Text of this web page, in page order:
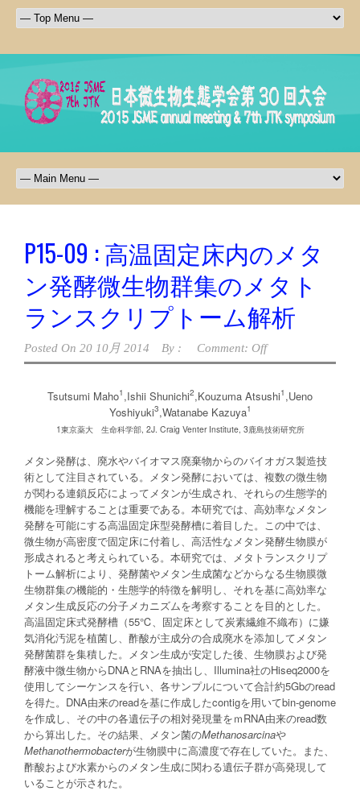
P15-09 : 高温固定床内のメタ
ン発酵微生物群集のメタト
ランスクリプトーム解析
Posted On 20 10月 2014 By : Comment: Off
Tsutsumi Maho1 ,Ishii Shunichi2,Kouzuma Atsushi1 ,Ueno
Yoshiyuki3,Watanabe Kazuya1
1東京薬大 生命科学部, 2J. Craig Venter Institute, 3鹿島技術研究所
メタン発酵は、廃水やバイオマス廃棄物からのバイオガス製造技
術として注目されている。メタン発酵においては、複数の微生物
が関わる連鎖反応によってメタンが生成され、それらの生態学的
機能を理解することは重要である。本研究では、高効率なメタン
発酵を可能にする高温固定床型発酵槽に着目した。この中では、
微生物が高密度で固定床に付着し、高活性なメタン発酵生物膜が
形成されると考えられている。本研究では、メタトランスクリプ
トーム解析により、発酵菌やメタン生成菌などからなる生物膜微
生物群集の機能的・生態学的特徴を解明し、それを基に高効率な
メタン生成反応の分子メカニズムを考察することを目的とした。
高温固定床式発酵槽（55℃、固定床として炭素繊維不織布）に嫌
気消化汚泥を植菌し、酢酸が主成分の合成廃水を添加してメタン
発酵菌群を集積した。メタン生成が安定した後、生物膜および発
酵液中微生物からDNAとRNAを抽出し、Illumina社のHiseq2000を
使用してシーケンスを行い、各サンプルについて合計約5Gbのread
を得た。DNA由来のreadを基に作成したcontigを用いてbin-genome
を作成し、その中の各遺伝子の相対発現量をｍRNA由来のread数
から算出した。その結果、メタン菌のMethanosarcinaや
Methanothermobacterが生物膜中に高濃度で存在していた。また、
酢酸および水素からのメタン生成に関わる遺伝子群が高発現して
いることが示された。